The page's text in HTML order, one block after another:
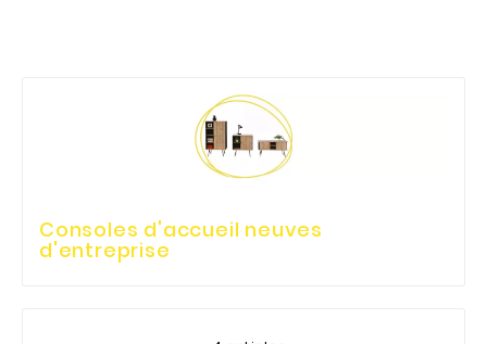
Consoles d'accueil neuves
d'entreprise